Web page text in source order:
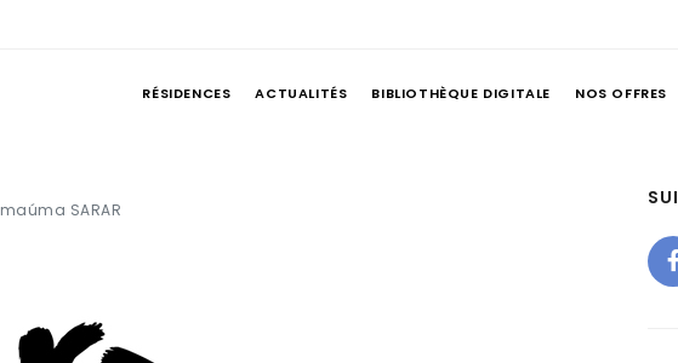
RÉSIDENCES ACTUALITÉS BIBLIOTHÈQUE DIGITALE NOS OFFRES
SARAR